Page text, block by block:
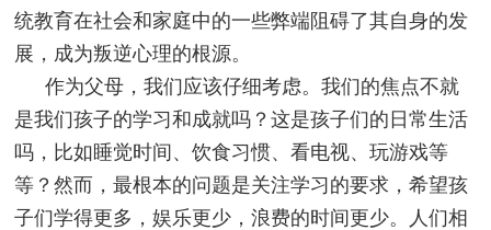
统教育在社会和家庭中的一些弊端阻碍了其自身的发
展，成为叛逆心理的根源。
作为父母，我们应该仔细考虑。我们的焦点不就
是我们孩子的学习和成就吗？这是孩子们的日常生活
吗，比如睡觉时间、饮食习惯、看电视、玩游戏等
等？然而，最根本的问题是关注学习的要求，希望孩
子们学得更多，娱乐更少，浪费的时间更少。人们相